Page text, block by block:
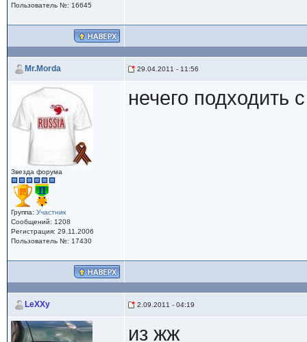
Пользователь №: 16645
Mr.Morda 29.04.2011 - 11:56
Звезда форума
Группа: Участник
Сообщений: 1208
Регистрация: 29.11.2006
Пользователь №: 17430
нечего подходить
LeXXy 2.09.2011 - 04:19
из жж